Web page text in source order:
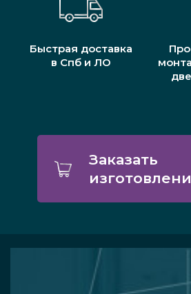
Быстрая доставка
в Спб и ЛО
Заказать